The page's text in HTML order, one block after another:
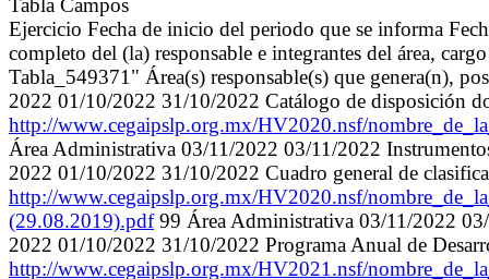
Tabla Campos
Ejercicio Fecha de inicio del periodo que se informa
completo del (la) responsable e integrantes del área,
Tabla_549371" Área(s) responsable(s) que genera(n),
2022 01/10/2022 31/10/2022 Catálogo de disposición
http://www.cegaipslp.org.mx/HV2020.nsf/
Área Administrativa 03/11/2022 03/11/2022
2022 01/10/2022 31/10/2022 Cuadro general de
http://www.cegaipslp.org.mx/HV2020.nsf/
(29.08.2019).pdf99 Área Administrativa 03/11/2022
2022 01/10/2022 31/10/2022 Programa Anual de
http://www.cegaipslp.org.mx/HV2021.nsf/